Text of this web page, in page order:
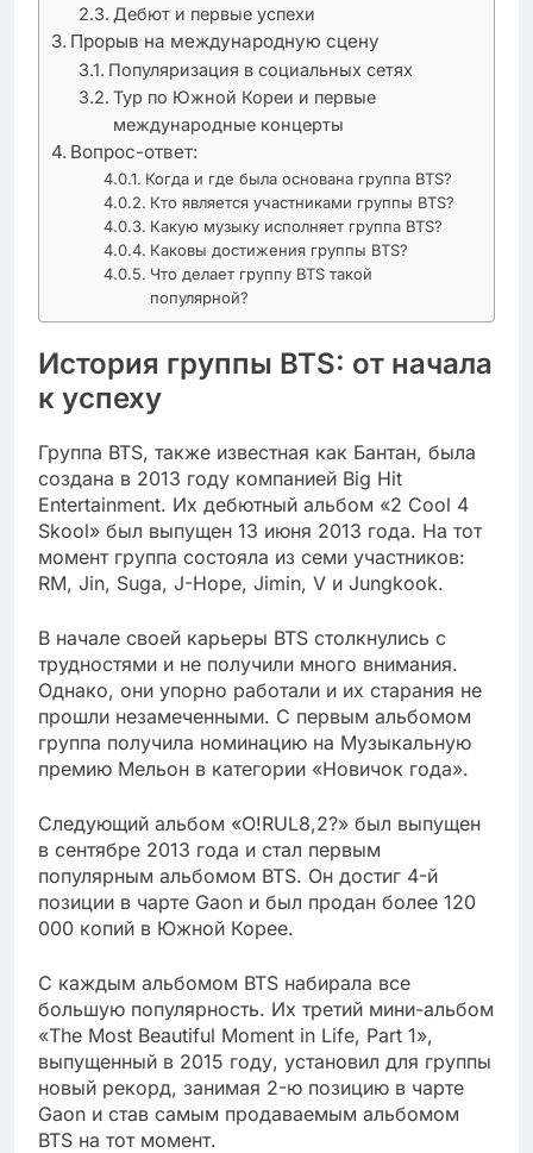
Дебют и первые успехи
Прорыв на международную сцену
Популяризация в социальных сетях
Тур по Южной Кореи и первые
международные концерты
Вопрос-ответ:
Когда и где была основана группа BTS?
Кто является участниками группы BTS?
Какую музыку исполняет группа BTS?
Каковы достижения группы BTS?
Что делает группу BTS такой
популярной?
История группы BTS: от начала
к успеху
Группа BTS, также известная как Бантан, была
создана в 2013 году компанией Big Hit
Entertainment. Их дебютный альбом «2 Cool 4
Skool» был выпущен 13 июня 2013 года. На тот
момент группа состояла из семи участников:
RM, Jin, Suga, J-Hope, Jimin, V и Jungkook.
В начале своей карьеры BTS столкнулись с
трудностями и не получили много внимания.
Однако, они упорно работали и их старания не
прошли незамеченными. С первым альбомом
группа получила номинацию на Музыкальную
премию Мельон в категории «Новичок года».
Следующий альбом «O!RUL8,2?» был выпущен
в сентябре 2013 года и стал первым
популярным альбомом BTS. Он достиг 4-й
позиции в чарте Gaon и был продан более 120
000 копий в Южной Корее.
С каждым альбомом BTS набирала все
большую популярность. Их третий мини-альбом
«The Most Beautiful Moment in Life, Part 1»,
выпущенный в 2015 году, установил для группы
новый рекорд, занимая 2-ю позицию в чарте
Gaon и став самым продаваемым альбомом
BTS на тот момент.